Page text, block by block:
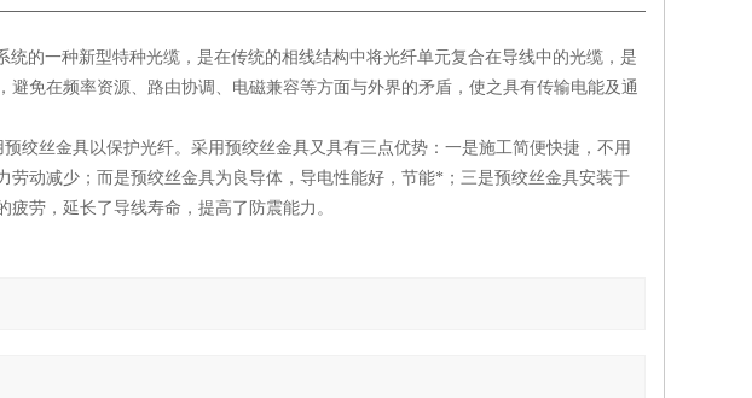
统的一种新型特种光缆，是在传统的相线结构中将光纤单元复合在导线中的光缆，是
免在频率资源、路由协调、电磁兼容等方面与外界的矛盾，使之具有传输电能及通
绞丝金具以保护光纤。采用预绞丝金具又具有三点优势：一是施工简便快捷，不用
动减少；而是预绞丝金具为良导体，导电性能好，节能*；三是预绞丝金具安装于
劳，延长了导线寿命，提高了防震能力。